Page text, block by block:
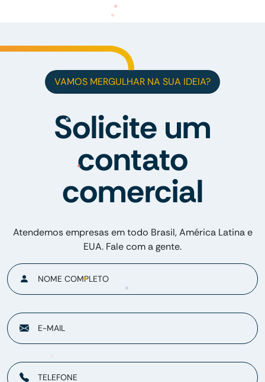
VAMOS MERGULHAR NA SUA IDEIA?
Solicite um
contato
comercial
Atendemos empresas em todo Brasil, América Latina e
EUA. Fale com a gente.
NOME COMPLETO
E-MAIL
TELEFONE